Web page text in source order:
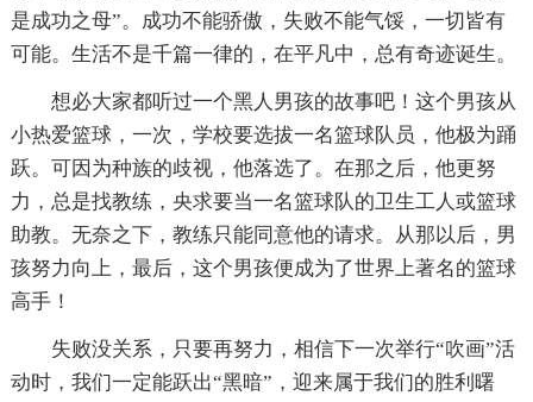
是成功之母”。成功不能骄傲，失败不能气馁，一切皆有
可能。生活不是千篇一律的，在平凡中，总有奇迹诞生。
想必大家都听过一个黑人男孩的故事吧！这个男孩从
小热爱篮球，一次，学校要选拔一名篮球队员，他极为踊
跃。可因为种族的歧视，他落选了。在那之后，他更努
力，总是找教练，央求要当一名篮球队的卫生工人或篮球
助教。无奈之下，教练只能同意他的请求。从那以后，男
孩努力向上，最后，这个男孩便成为了世界上著名的篮球
高手！
失败没关系，只要再努力，相信下一次举行“吹画”活
动时，我们一定能跃出“黑暗”，迎来属于我们的胜利曙